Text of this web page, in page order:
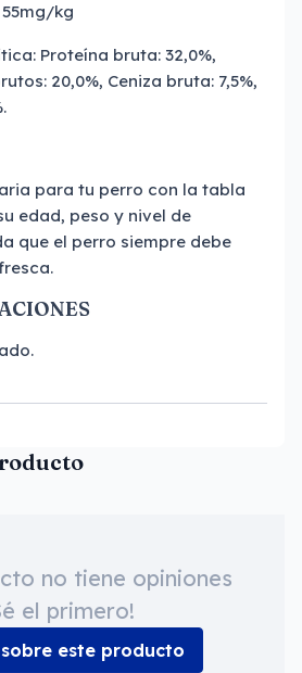
kg
Proteína bruta: 32,0%,
20,0%, Ceniza bruta: 7,5%,
para tu perro con la tabla
edad, peso y nivel de
que el perro siempre debe
no tiene opiniones
el primero!
este producto